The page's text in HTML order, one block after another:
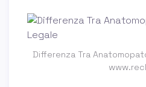
Differenza Tra